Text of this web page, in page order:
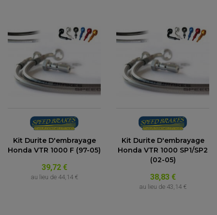
Kit Durite D'embrayage
Honda VTR 1000 F (97-05)
39,72 €
au lieu de 44,14 €
Kit Durite D'embrayage
Honda VTR 1000 SP1/SP2
(02-05)
38,83 €
au lieu de 43,14 €